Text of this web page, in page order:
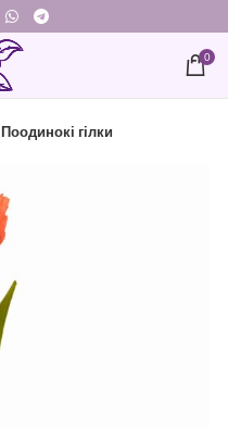
0
Поодинокі гілки